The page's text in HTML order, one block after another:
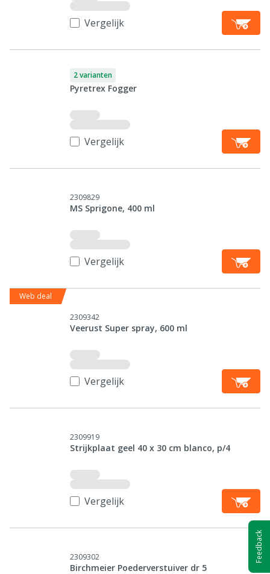
Vergelijk
2 varianten
Pyretrex Fogger
Vergelijk
2309829
MS Sprigone, 400 ml
Vergelijk
Web deal
2309342
Veerust Super spray, 600 ml
Vergelijk
2309919
Strijkplaat geel 40 x 30 cm blanco, p/4
Vergelijk
2309302
Birchmeier Poederverstuiver dr 5
Feedback